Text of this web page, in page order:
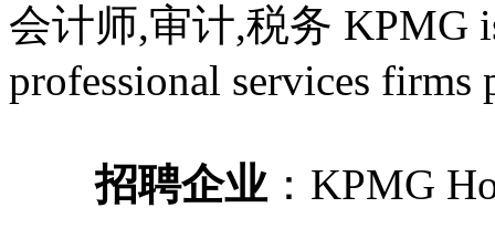
会计师,审计,税务 KPMG
professional services
招聘企业：KPMG